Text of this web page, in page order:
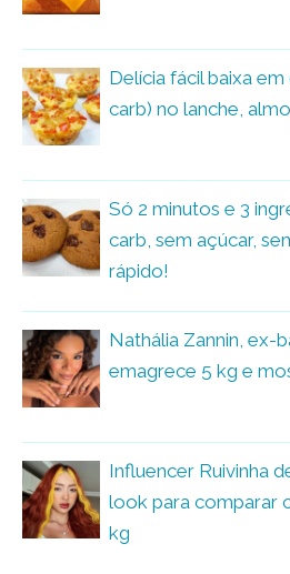
Delícia fácil baixa
carb) no lanche,
Só 2 minutos e 3
carb, sem açúcar,
rápido!
Nathália Zannin, ex-
emagrece 5 kg e
Influencer Ruivinha
look para comparar
kg